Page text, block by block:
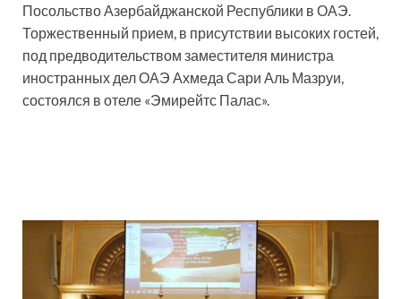
Посольство Азербайджанской Республики в ОАЭ.
Торжественный прием, в присутствии высоких гостей,
под предводительством заместителя министра
иностранных дел ОАЭ Ахмеда Сари Аль Мазруи,
состоялся в отеле «Эмирейтс Палас».